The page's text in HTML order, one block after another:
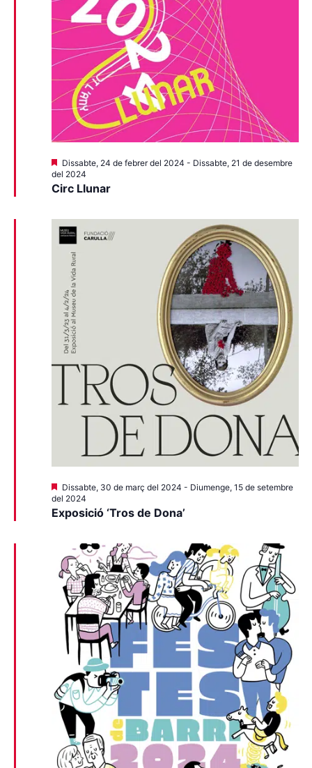
Circ Llunar
Destacats
Dissabte, 24 de febrer del 2024 - Dissabte, 21 de desembre
del 2024
Exposició ‘Tros de Dona’
Destacats
Dissabte, 30 de març del 2024 - Diumenge, 15 de setembre
del 2024